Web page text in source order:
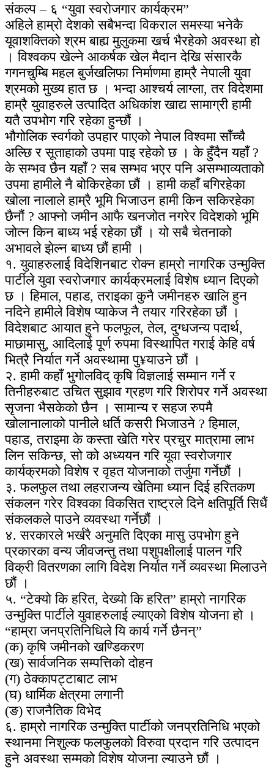
संकल्प – ६ “युवा स्वरोजगार कार्यक्रम”
अहिले हाम्रो देशको सबैभन्दा विकराल समस्या भनेकै
यूवाशक्तिको श्रम बाह्य मुलुकमा खर्च भैरहेको अवस्था हो
। विश्वकप खेल्ने आकर्षक खेल मैदान देखि संसारकै
गगनचुम्बि महल बुर्जखलिफा निर्माणमा हाम्रै नेपाली युवा
श्रमको मुख्य हात छ । भन्दा आश्चर्य लाग्ला, तर विदेशमा
हाम्रै युवाहरुले उत्पादित अधिकांश खाद्य सामाग्री हामी
यतै उपभोग गरि रहेका हुन्छौं ।
भौगोलिक स्वर्गको उपहार पाएको नेपाल विश्वमा साँच्चै
अल्छि र सूताहाको उपमा पाइ रहेको छ । के हुँदैन यहाँ ?
के सम्भव छैन यहाँ ? सब सम्भव भएर पनि असम्भाव्यताको
उपमा हामीले नै बोकिरहेका छौं । हामी कहाँ बगिरहेका
खोला नालाले हाम्रै भूमि भिजाउन हामी किन सकिरहेका
छैनौं ? आफ्नो जमीन आफै खनजोत नगरेर विदेशको भूमि
जोत्न किन बाध्य भई रहेका छौं । यो सबै चेतनाको
अभावले झेल्न बाध्य छौं हामी ।
१. युवाहरुलाई विदेशिनबाट रोक्न हाम्रो नागरिक उन्मुक्ति
पार्टीले युवा स्वरोजगार कार्यक्रमलाई विशेष ध्यान दिएको
छ । हिमाल, पहाड, तराइका कुनै जमीनहरु खालि हुन
नदिने हामीले विशेष प्याकेज नै तयार गरिरहेका छौं ।
विदेशबाट आयात हुने फलफूल, तेल, दुग्धजन्य पदार्थ,
माछामासु, आदिलाई पूर्ण रुपमा विस्थापित गराई केहि वर्ष
भित्रै निर्यात गर्ने अवस्थामा पु¥याउने छौं ।
२. हामी कहाँ भुगोलविद् कृषि विज्ञलाई सम्मान गर्ने र
तिनीहरुबाट उचित सुझाव ग्रहण गरि शिरोपर गर्ने अवस्था
सृजना भैसकेको छैन । सामान्य र सहज रुपमै
खोलानालाको पानीले धर्ति कसरी भिजाउने ? हिमाल,
पहाड, तराइमा के कस्ता खेति गरेर प्रचुर मात्रामा लाभ
लिन सकिन्छ, सो को अध्ययन गरि यूवा स्वरोजगार
कार्यक्रमको विशेष र वृहत योजनाको तर्जुमा गर्नेछौं ।
३. फलफुल तथा लहराजन्य खेतिमा ध्यान दिई हरितकण
संकलन गरेर विश्वका विकसित राष्ट्रले दिने क्षतिपूर्ति सिधैं
संकलकले पाउने व्यवस्था गर्नेछौं ।
४. सरकारले भर्खरै अनुमति दिएका मासु उपभोग हुने
प्रकारका वन्य जीवजन्तु तथा पशुपक्षीलाई पालन गरि
विक्री वितरणका लागि विदेश निर्यात गर्ने व्यवस्था मिलाउने
छौं ।
५. “टेक्यो कि हरित, देख्यो कि हरित” हाम्रो नागरिक
उन्मुक्ति पार्टीले युवाहरुलाई ल्याएको विशेष योजना हो ।
“हाम्रा जनप्रतिनिधिले यि कार्य गर्ने छैनन्”
(क) कृषि जमीनको खण्डिकरण
(ख) सार्वजनिक सम्पत्तिको दोहन
(ग) ठेक्कापट्टाबाट लाभ
(घ) धार्मिक क्षेत्रमा लगानी
(ङ) राजनैतिक विभेद
६. हाम्रो नागरिक उन्मुक्ति पार्टीको जनप्रतिनिधि भएको
स्थानमा निशुल्क फलफुलको विरुवा प्रदान गरि उत्पादन
हुने अवस्था सम्मको विशेष योजना ल्याउने छौं ।